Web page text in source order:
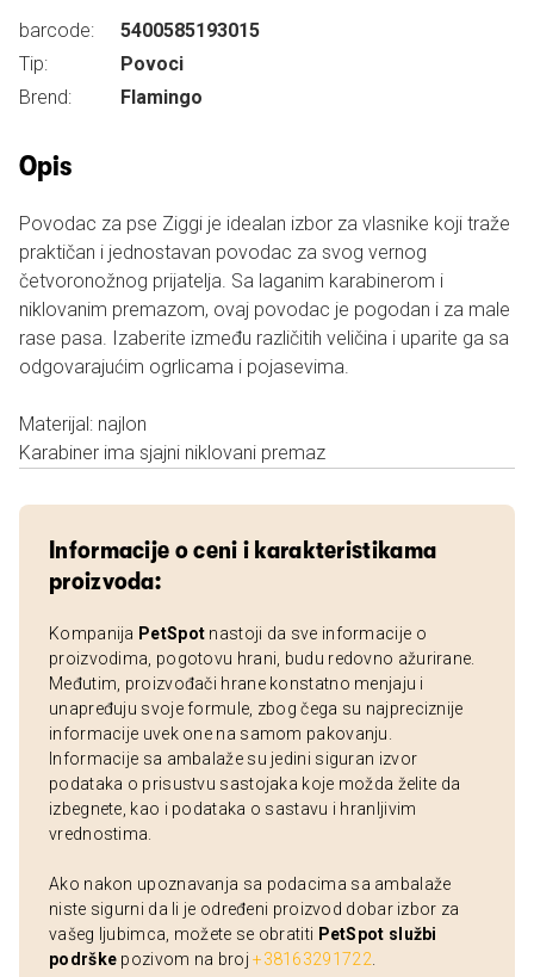
barcode:
5400585193015
Tip:
Povoci
Brend:
Flamingo
Opis
Povodac za pse Ziggi je idealan izbor za vlasnike koji traže
praktičan i jednostavan povodac za svog vernog
četvoronožnog prijatelja. Sa laganim karabinerom i
niklovanim premazom, ovaj povodac je pogodan i za male
rase pasa. Izaberite između različitih veličina i uparite ga sa
odgovarajućim ogrlicama i pojasevima.
Materijal: najlon
Karabiner ima sjajni niklovani premaz
Informacije o ceni i karakteristikama
proizvoda:
Kompanija PetSpot nastoji da sve informacije o
proizvodima, pogotovu hrani, budu redovno ažurirane.
Međutim, proizvođači hrane konstatno menjaju i
unapređuju svoje formule, zbog čega su najpreciznije
informacije uvek one na samom pakovanju.
Informacije sa ambalaže su jedini siguran izvor
podataka o prisustvu sastojaka koje možda želite da
izbegnete, kao i podataka o sastavu i hranljivim
vrednostima.
Ako nakon upoznavanja sa podacima sa ambalaže
niste sigurni da li je određeni proizvod dobar izbor za
vašeg ljubimca, možete se obratiti PetSpot službi
podrške pozivom na broj+38163291722